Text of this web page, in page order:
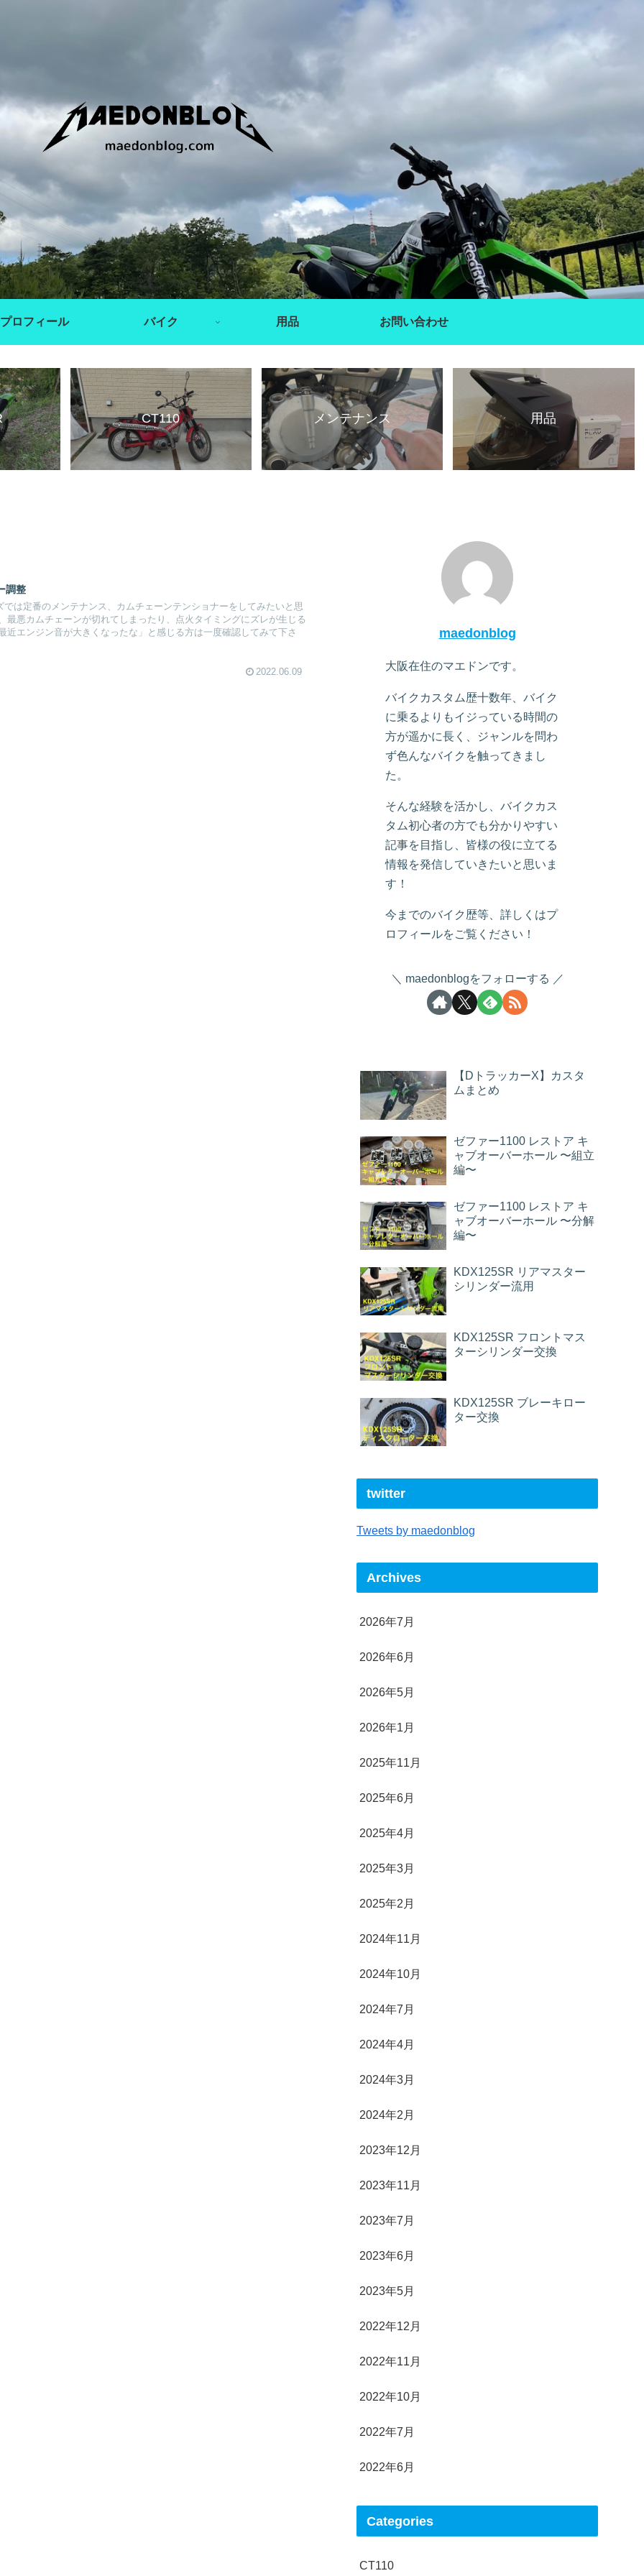
マエドンブログ
プロフィール バイク 用品 お問い合わせ
CT110 メンテナンス 用品
調整
は定番のメンテナンス、カムチェーンテンショナーをしてみたいと思
最悪カムチェーンが切れてしまったり、点火タイミングにズレが生じる
近エンジン音が大きくなったな」と感じる方は一度確認してみて下さ
2022.06.09
maedonblog
大阪在住のマエドンです。
バイクカスタム歴十数年、バイク
に乗るよりもイジっている時間の
方が遥かに長く、ジャンルを問わ
ず色んなバイクを触ってきまし
た。
そんな経験を活かし、バイクカス
タム初心者の方でも分かりやすい
記事を目指し、皆様の役に立てる
情報を発信していきたいと思いま
す！
今までのバイク歴等、詳しくはプ
ロフィールをご覧ください！
maedonblogをフォローする
【DトラッカーX】カスタ
ムまとめ
ゼファー1100 レストア キ
ャブオーバーホール 〜組立
編〜
ゼファー1100 レストア キ
ャブオーバーホール 〜分解
編〜
KDX125SR リアマスター
シリンダー流用
KDX125SR フロントマス
ターシリンダー交換
KDX125SR ブレーキロー
ター交換
twitter
Tweets by maedonblog
Archives
2026年7月
2026年6月
2026年5月
2026年1月
2025年11月
2025年6月
2025年4月
2025年3月
2025年2月
2024年11月
2024年10月
2024年7月
2024年4月
2024年3月
2024年2月
2023年12月
2023年11月
2023年7月
2023年6月
2023年5月
2022年12月
2022年11月
2022年10月
2022年7月
2022年6月
Categories
CT110